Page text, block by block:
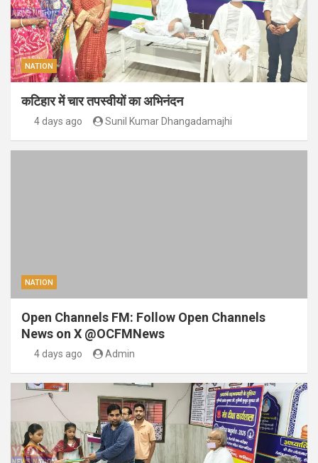
NATION
कटिहार में चार तपस्वीयों का अभिनंदन
4 days ago Sunil Kumar Dhangadamajhi
NATION
Open Channels FM: Follow Open Channels
News on X @OCFMNews
4 days ago Admin